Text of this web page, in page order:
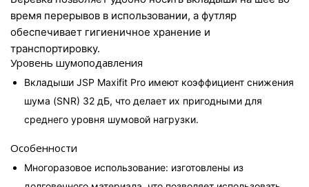
время перерывов в использовании, а футляр
обеспечивает гигиеничное хранение и
транспортировку.
Уровень шумоподавления
Вкладыши JSP Maxifit Pro имеют коэффициент снижения
шума (SNR) 32 дБ, что делает их пригодными для
среднего уровня шумовой нагрузки.
Особенности
Многоразовое использование: изготовлены из